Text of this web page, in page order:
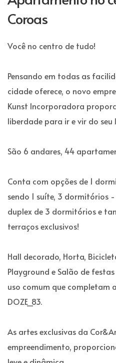
Coroas
Você no centro de tudo!
Pensando em todas as
cidade oferece, o novo
Kunst Incorporadora
liberdade para ir e vir do
São 6 andares, 44
Conta com opções de 1
sendo 1 suíte, 3 dormitórios
duplex de 3 dormitórios e
terraços exclusivos!
Hall decorado, Horta,
Playground e Salão de
uso comum que completam
DOZE_83.
As artes exclusivas da
empreendimento,